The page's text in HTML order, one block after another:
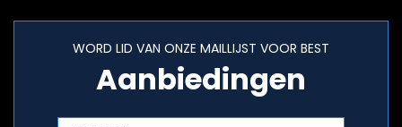
WORD LID VAN ONZE MAILLIJST VOOR BEST
Aanbiedingen